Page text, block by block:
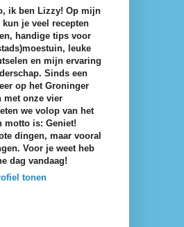
ik ben Lizzy! Op mijn
kun je veel recepten
handige tips voor
leuke
en mijn ervaring
Sinds een
op het Groninger
met onze vier
we volop van het
motto is: Geniet!
dingen, maar vooral
Voor je weet heb
dag vandaag!
tonen